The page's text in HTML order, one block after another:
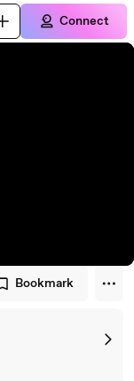
Connect
Bookmark